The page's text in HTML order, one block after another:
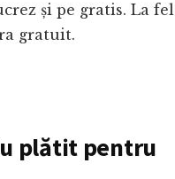
și pe gratis. La fel
gratuit.
plătit pentru